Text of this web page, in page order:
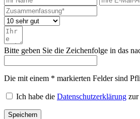
Bitte geben Sie die Zeichenfolge in das
Die mit einem * markierten Felder sind
Ich habe die Datenschutzerklärung zur
Speichern